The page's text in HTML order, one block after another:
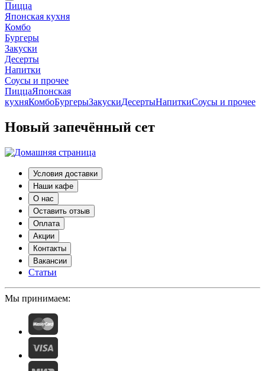
Пицца
Японская кухня
Комбо
Бургеры
Закуски
Десерты
Напитки
Соусы и прочее
ПиццаЯпонская
кухняКомбоБургерыЗакускиДесертыНапиткиСоусы и прочее
Новый запечённый сет
Условия доставки
Наши кафе
О нас
Оставить отзыв
Оплата
Акции
Контакты
Вакансии
Статьи
Мы принимаем: